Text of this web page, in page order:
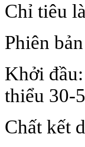
Chỉ tiêu
Phiên
Khởi
thiểu 30-
Chất kết